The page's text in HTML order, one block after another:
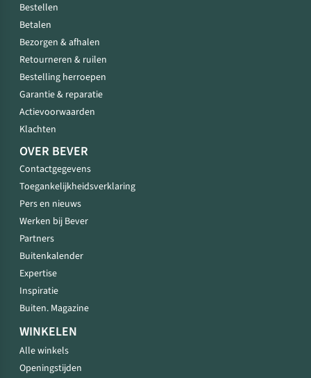
Bestellen
Betalen
Bezorgen & afhalen
Retourneren & ruilen
Bestelling herroepen
Garantie & reparatie
Actievoorwaarden
Klachten
OVER BEVER
Contactgegevens
Toegankelijkheidsverklaring
Pers en nieuws
Werken bij Bever
Partners
Buitenkalender
Expertise
Inspiratie
Buiten. Magazine
WINKELEN
Alle winkels
Openingstijden